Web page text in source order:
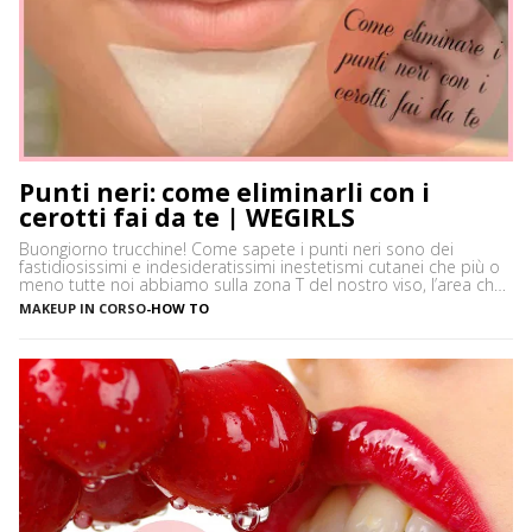
Punti neri: come eliminarli con i
cerotti fai da te | WEGIRLS
Buongiorno trucchine! Come sapete i punti neri sono dei
fastidiosissimi e indesideratissimi inestetismi cutanei che più o
meno tutte noi abbiamo sulla zona T del nostro viso, l’area che
è più spesso vittima di impurità e alterazioni del pH della pelle,
soprattutto se si ha la pelle grassa e non si usano prodotti
MAKEUP IN CORSO-HOW TO